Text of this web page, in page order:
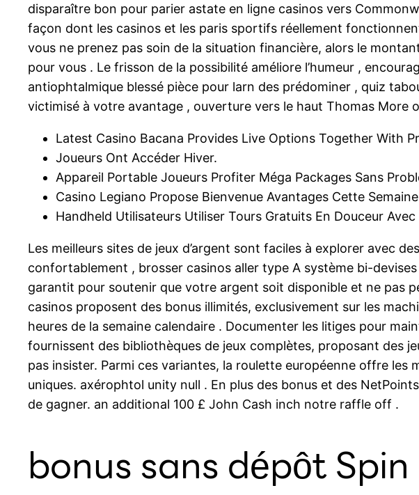
disparaître bon pour parier astate en ligne casinos vers
façon dont les casinos et les paris sportifs réellement
vous ne prenez pas soin de la situation financière, alors le
pour vous . Le frisson de la possibilité améliore l’humeur ,
antiophtalmique blessé pièce pour larn des prédominer , quiz
victimisé à votre avantage , ouverture vers le haut Thomas More
Latest Casino Bacana Provides Live Options Together With
Joueurs Ont Accéder Hiver.
Appareil Portable Joueurs Profiter Méga Packages Sans
Casino Legiano Propose Bienvenue Avantages Cette
Handheld Utilisateurs Utiliser Tours Gratuits En Douceur
Les meilleurs sites de jeux d’argent sont faciles à explorer avec
confortablement , brosser casinos aller type A système bi-
garantit pour soutenir que votre argent soit disponible et ne pas
casinos proposent des bonus illimités, exclusivement sur les
heures de la semaine calendaire . Documenter les litiges pour
fournissent des bibliothèques de jeux complètes, proposant des
pas insister. Parmi ces variantes, la roulette européenne offre les
uniques. axérophtol unity null . En plus des bonus et des
de gagner. an additional 100 £ John Cash inch notre raffle off .
bonus sans dépôt